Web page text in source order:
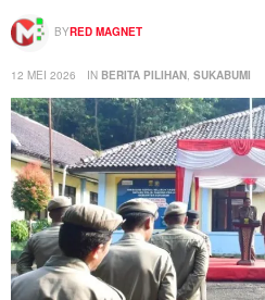
BYRED MAGNET
12 MEI 2026 IN BERITA PILIHAN SUKABUMI